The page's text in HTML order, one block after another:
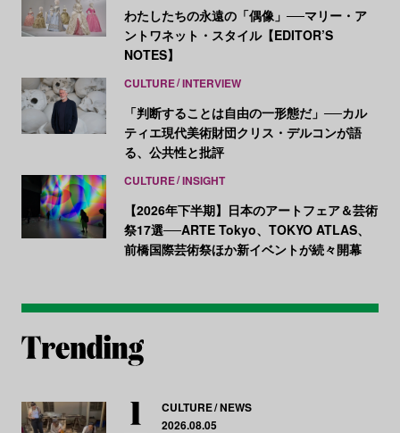
わたしたちの永遠の「偶像」──マリー・ア
ントワネット・スタイル【EDITOR’S
NOTES】
CULTURE INTERVIEW
「判断することは自由の一形態だ」──カル
ティエ現代美術財団クリス・デルコンが語
る、公共性と批評
CULTURE INSIGHT
【2026年下半期】日本のアートフェア＆芸術
祭17選──ARTE Tokyo、TOKYO ATLAS、
前橋国際芸術祭ほか新イベントが続々開幕
CULTURE NEWS
2026.08.05